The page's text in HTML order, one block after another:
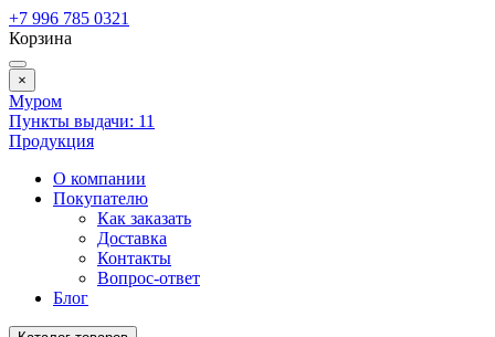
+7 996 785 0321
Корзина
×
Муром
Пункты выдачи: 11
Продукция
О компании
Покупателю
Как заказать
Доставка
Контакты
Вопрос-ответ
Блог